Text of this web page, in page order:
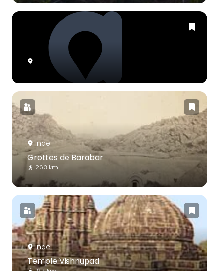
Inde
Grottes de Barabar
26.3 km
Inde
Temple Vishnupad